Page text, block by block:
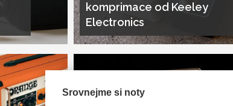
komprimace od Keeley
Electronics
Srovnejme si noty